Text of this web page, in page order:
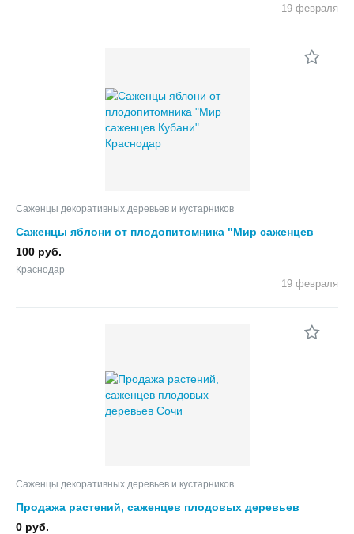
19 февраля
Саженцы декоративных деревьев и кустарников
Саженцы яблони от плодопитомника "Мир саженцев
Кубани"
100 руб.
Краснодар
19 февраля
Саженцы декоративных деревьев и кустарников
Продажа растений, саженцев плодовых деревьев
0 руб.